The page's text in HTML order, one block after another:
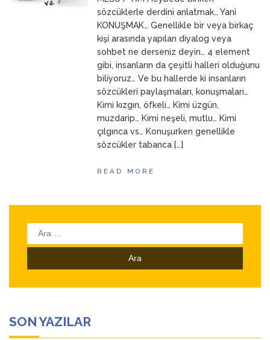
ANNEMsözcüklerle derdini anlatmak… Yani
KONUŞMAK… Genellikle bir veya birkaç
kişi arasında yapılan diyalog veya
sohbet ne derseniz deyin… 4 element
gibi, insanların da çeşitli halleri olduğunu
biliyoruz… Ve bu hallerde ki insanların
sözcükleri paylaşmaları, konuşmaları…
Kimi kızgın, öfkeli… Kimi üzgün,
muzdarip… Kimi neşeli, mutlu… Kimi
çılgınca vs… Konuşurken genellikle
sözcükler tabanca […]
READ MORE
Arama:
SON YAZILAR